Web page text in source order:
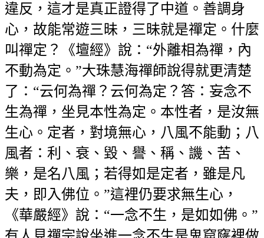
違反，這才是真正證得了中道。善調身
心，故能常遊三昧，三昧就是禪定。什麼
叫禪定？《壇經》說：“外離相為禪，內
不動為定。”大珠慧海禪師說得就更清楚
了：“云何為禪？云何為定？答：妄念不
生為禪，坐見本性為定。本性者，是汝無
生心。定者，對境無心，八風不能動；八
風者：利、衰、毀、譽、稱、譏、苦、
樂，是名八風；若得如是定者，雖是凡
夫，即入佛位。”這裡仍要求無生心，
《華嚴經》說：“一念不生，是如如佛。”